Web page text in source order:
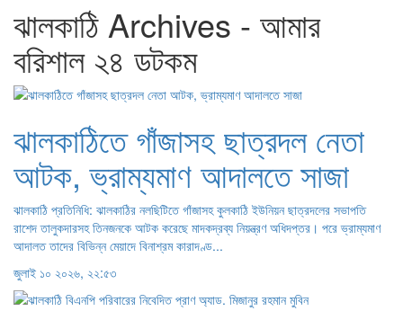
ঝালকাঠি Archives - আমার
বরিশাল ২৪ ডটকম
ঝালকাঠিতে গাঁজাসহ ছাত্রদল নেতা
আটক, ভ্রাম্যমাণ আদালতে সাজা
ঝালকাঠি প্রতিনিধি: ঝালকাঠির নলছিটিতে গাঁজাসহ কুলকাঠি ইউনিয়ন ছাত্রদলের সভাপতি
রাশেদ তালুকদারসহ তিনজনকে আটক করেছে মাদকদ্রব্য নিয়ন্ত্রণ অধিদপ্তর। পরে ভ্রাম্যমাণ
আদালত তাদের বিভিন্ন মেয়াদে বিনাশ্রম কারাদণ্ড...
জুলাই ১০ ২০২৬, ২২:৫৩